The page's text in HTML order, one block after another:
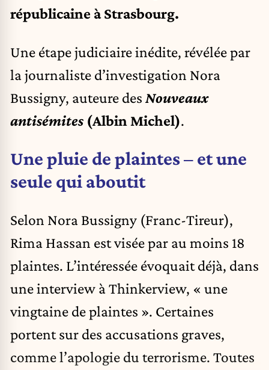
républicaine à Strasbourg.
Une étape judiciaire inédite, révélée par
la journaliste d’investigation Nora
Bussigny, auteure des Nouveaux
antisémites (Albin Michel).
Une pluie de plaintes – et une
seule qui aboutit
Selon Nora Bussigny (Franc-Tireur),
Rima Hassan est visée par au moins 18
plaintes. L’intéressée évoquait déjà, dans
une interview à Thinkerview, « une
vingtaine de plaintes ». Certaines
portent sur des accusations graves,
comme l’apologie du terrorisme. Toutes